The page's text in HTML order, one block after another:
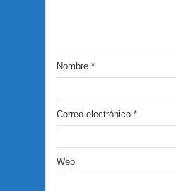
Nombre *
Correo electrónico *
Web